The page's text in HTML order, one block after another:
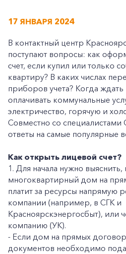
17 ЯНВАРЯ 2024
В контактный центр
поступают вопросы: как
счет, если купил или только
квартиру? В каких числах
приборов учета? Когда
оплачивать коммунальные
электричество, горячую и
Совместно со специалистами
ответы на самые популярные
Как открыть лицевой счет?
1. Для начала нужно выяснить,
многоквартирный дом на
платит за ресурсы напрямую
компании (например, в СГК и
Красноярскэнергосбыт), или
компанию (УК).
- Если дом на прямых
документов необходимо